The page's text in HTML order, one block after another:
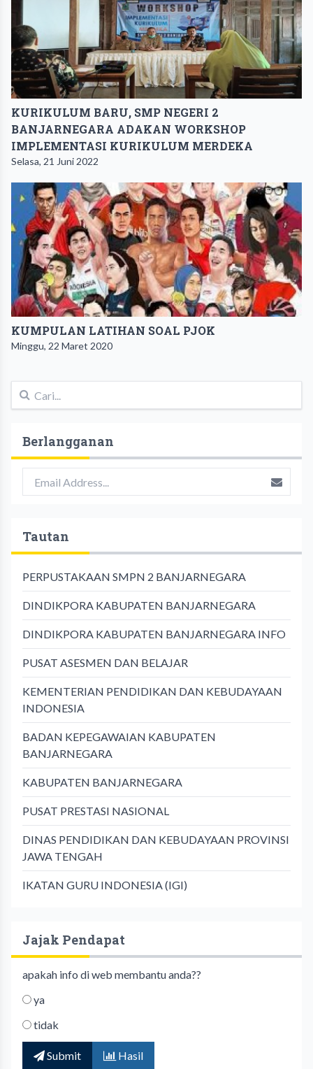
KURIKULUM BARU, SMP NEGERI 2
BANJARNEGARA ADAKAN WORKSHOP
IMPLEMENTASI KURIKULUM MERDEKA
Selasa, 21 Juni 2022
KUMPULAN LATIHAN SOAL PJOK
Minggu, 22 Maret 2020
Berlangganan
Tautan
PERPUSTAKAAN SMPN 2 BANJARNEGARA
DINDIKPORA KABUPATEN BANJARNEGARA
DINDIKPORA KABUPATEN BANJARNEGARA INFO
PUSAT ASESMEN DAN BELAJAR
KEMENTERIAN PENDIDIKAN DAN KEBUDAYAAN
INDONESIA
BADAN KEPEGAWAIAN KABUPATEN
BANJARNEGARA
KABUPATEN BANJARNEGARA
PUSAT PRESTASI NASIONAL
DINAS PENDIDIKAN DAN KEBUDAYAAN PROVINSI
JAWA TENGAH
IKATAN GURU INDONESIA (IGI)
Jajak Pendapat
apakah info di web membantu anda??
ya
tidak
Submit Hasil